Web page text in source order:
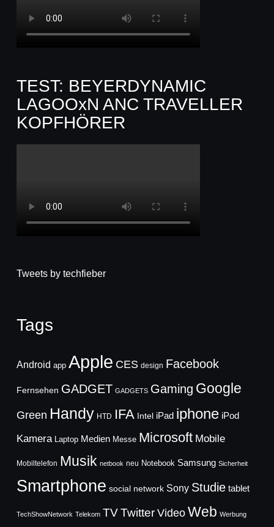
TEST: BEYERDYNAMIC
LAGOOxN ANC TRAVELLER
KOPFHÖRER
Tweets by techfieber
Tags
Android app Apple CES design Facebook
Fernsehen GADGET GADGETS Gaming Google
Green Handy HTD IFA Intel iPad iphone iPod
Kamera Laptop Medien Messe Microsoft Mobile
Mobiltelefon Musik netbook neu Notebook Samsung Sicherheit
Smartphone social network Sony Studie tablet
TechShowNetwork Telekom TVTwitter Video Web Werbung